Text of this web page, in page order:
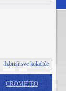
Izbriši sve kolačiće
CROMETEO